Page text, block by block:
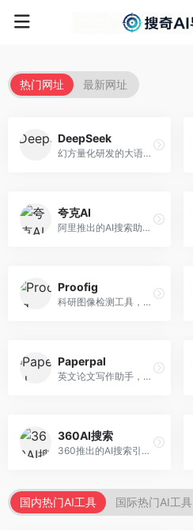
热门网址 最新网址
DeepSeek
幻方量化研发的大语言模型平台，专注于深度推理和代码生成能力。面向开发者、研究人员和技术爱好者，提供强大的逻辑推理和数学计算功能，开源生态完善，API接口友好。
夸克AI
阿里推出的AI搜索助手，整合搜索与AI功能。面向年轻用户，提供智能搜索、文档处理、学习辅助等服务，与夸克生态深度整合。
Proofig
科研图像检测工具，专注于学术图像完整性验证。面向科研人员，提供图像检测、重复分析、报告生成等服务，学术检测专业。
Paperpal
英文论文写作助手，专注于学术英语润色。面向需要发表国际期刊的研究者，提供语法检查、学术表达优化、格式规范等服务，英语表达地道专业。
360AI搜索
360推出的AI搜索引擎，专注于安全智能搜索。面向普通用户，提供智能问答、网页搜索、内容整理等服务，安全防护能力强。
国内热门AI工具 国际热门AI工具